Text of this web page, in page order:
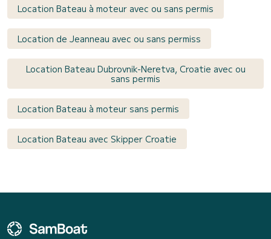
Location Bateau à moteur avec ou sans permis
Location de Jeanneau avec ou sans permiss
Location Bateau Dubrovnik-Neretva, Croatie avec ou
sans permis
Location Bateau à moteur sans permis
Location Bateau avec Skipper Croatie